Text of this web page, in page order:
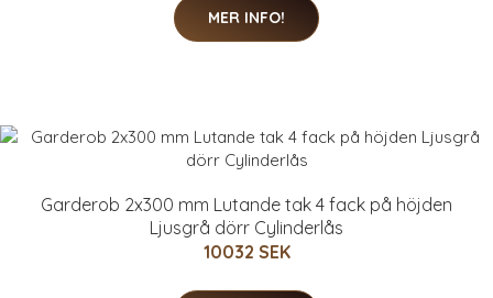
MER INFO!
Garderob 2x300 mm Lutande tak 4 fack på höjden
Ljusgrå dörr Cylinderlås
10032 SEK